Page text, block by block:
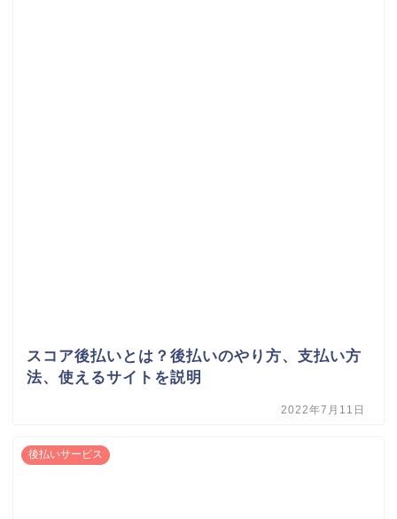
スコア後払いとは？後払いのやり方、支払い方
法、使えるサイトを説明
2022年7月11日
後払いサービス